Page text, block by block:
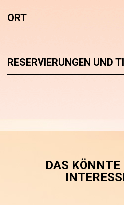
ORT
RESERVIERUNGEN UND
DAS KÖNNTE